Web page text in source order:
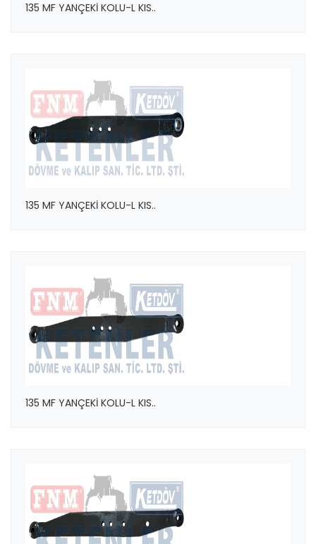
135 MF YANÇEKİ KOLU-L KIS..
135 MF YANÇEKİ KOLU-L KIS..
135 MF YANÇEKİ KOLU-L KIS..